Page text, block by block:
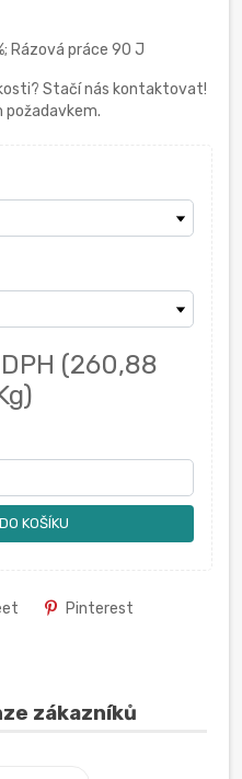
Rázová práce 90 J
Stačí nás kontaktovat!
požadavkem.
(260,88
KOŠÍKU
Pinterest
zákazníků